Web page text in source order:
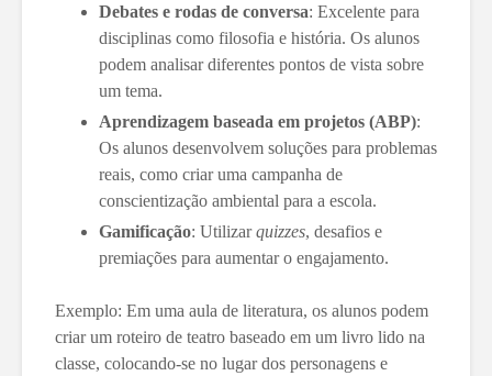
Debates e rodas de conversa: Excelente para
disciplinas como filosofia e história. Os alunos
podem analisar diferentes pontos de vista sobre
um tema.
Aprendizagem baseada em projetos (ABP):
Os alunos desenvolvem soluções para problemas
reais, como criar uma campanha de
conscientização ambiental para a escola.
Gamificação: Utilizarquizzes, desafios e
premiações para aumentar o engajamento.
Exemplo: Em uma aula de literatura, os alunos podem
criar um roteiro de teatro baseado em um livro lido na
classe, colocando-se no lugar dos personagens e